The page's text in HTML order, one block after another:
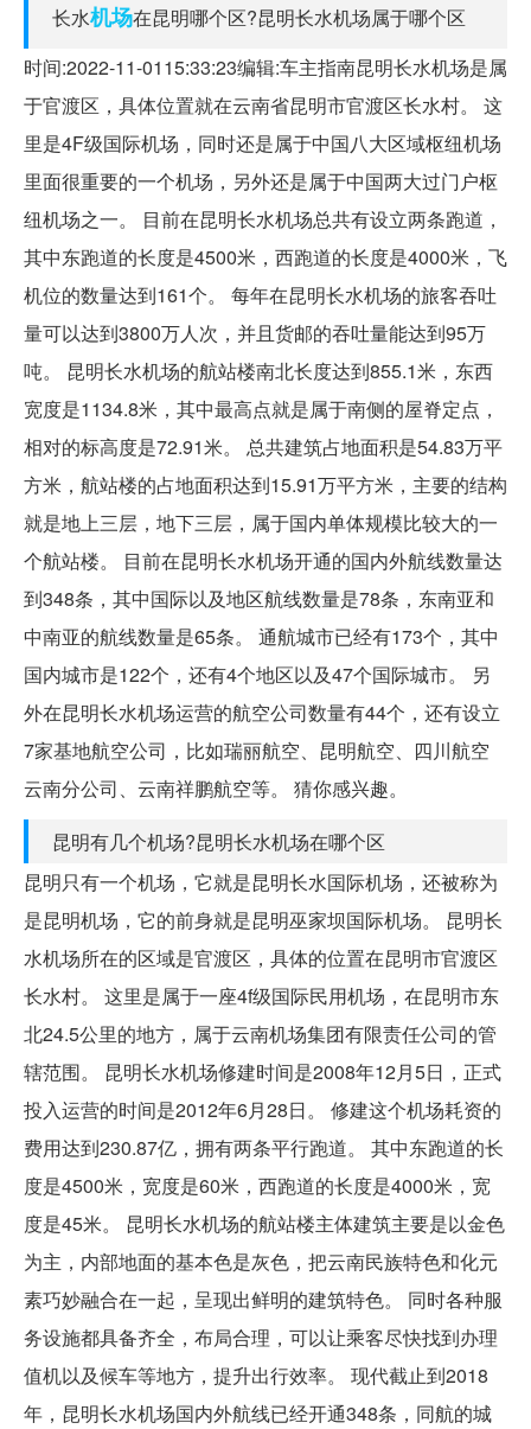
长水机场在昆明哪个区?昆明长水机场属于哪个区
时间:2022-11-0115:33:23编辑:车主指南昆明长水机场是属
于官渡区，具体位置就在云南省昆明市官渡区长水村。 这
里是4F级国际机场，同时还是属于中国八大区域枢纽机场
里面很重要的一个机场，另外还是属于中国两大过门户枢
纽机场之一。 目前在昆明长水机场总共有设立两条跑道，
其中东跑道的长度是4500米，西跑道的长度是4000米，飞
机位的数量达到161个。 每年在昆明长水机场的旅客吞吐
量可以达到3800万人次，并且货邮的吞吐量能达到95万
吨。 昆明长水机场的航站楼南北长度达到855.1米，东西
宽度是1134.8米，其中最高点就是属于南侧的屋脊定点，
相对的标高度是72.91米。 总共建筑占地面积是54.83万平
方米，航站楼的占地面积达到15.91万平方米，主要的结构
就是地上三层，地下三层，属于国内单体规模比较大的一
个航站楼。 目前在昆明长水机场开通的国内外航线数量达
到348条，其中国际以及地区航线数量是78条，东南亚和
中南亚的航线数量是65条。 通航城市已经有173个，其中
国内城市是122个，还有4个地区以及47个国际城市。 另
外在昆明长水机场运营的航空公司数量有44个，还有设立
7家基地航空公司，比如瑞丽航空、昆明航空、四川航空
云南分公司、云南祥鹏航空等。 猜你感兴趣。
昆明有几个机场?昆明长水机场在哪个区
昆明只有一个机场，它就是昆明长水国际机场，还被称为
是昆明机场，它的前身就是昆明巫家坝国际机场。 昆明长
水机场所在的区域是官渡区，具体的位置在昆明市官渡区
长水村。 这里是属于一座4f级国际民用机场，在昆明市东
北24.5公里的地方，属于云南机场集团有限责任公司的管
辖范围。 昆明长水机场修建时间是2008年12月5日，正式
投入运营的时间是2012年6月28日。 修建这个机场耗资的
费用达到230.87亿，拥有两条平行跑道。 其中东跑道的长
度是4500米，宽度是60米，西跑道的长度是4000米，宽
度是45米。 昆明长水机场的航站楼主体建筑主要是以金色
为主，内部地面的基本色是灰色，把云南民族特色和化元
素巧妙融合在一起，呈现出鲜明的建筑特色。 同时各种服
务设施都具备齐全，布局合理，可以让乘客尽快找到办理
值机以及候车等地方，提升出行效率。 现代截止到2018
年，昆明长水机场国内外航线已经开通348条，同航的城